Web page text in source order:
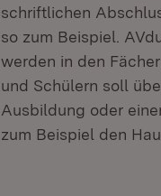
schriftlichen
so zum Beispiel.
werden in den
und Schülern soll
Ausbildung oder
zum Beispiel den